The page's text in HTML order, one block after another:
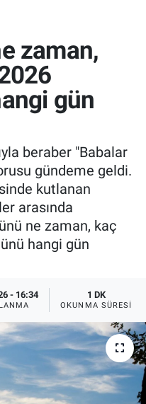
zaman,
gün
beraber "Babalar
gündeme geldi.
kutlanan
arasında
ne zaman, kaç
hangi gün
- 16:34 1 DK
OKUNMA SÜRESI